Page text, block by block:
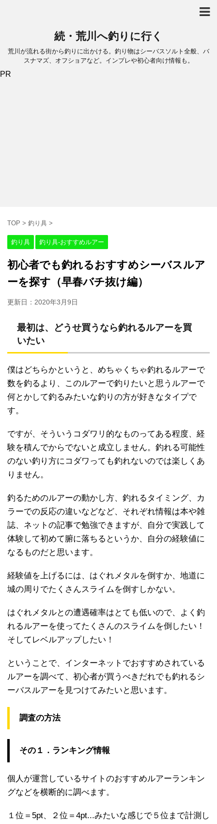
続・荒川へ釣りに行く
荒川が流れる街から釣りに出かける。釣り物はシーバスソルト全般、バ
スナマズ、オフショアなど。インプレや初心者向け情報も。
PR
TOP > 釣り具 >
釣り具 釣り具-おすすめルアー
初心者でも釣れるおすすめシーバスルア
ーを探す（早春バチ抜け編）
更新日： 2020年3月9日
最初は、どうせ買うなら釣れるルアーを買
いたい
僕はどちらかというと、めちゃくちゃ釣れるルアーで
数を釣るより、このルアーで釣りたいと思うルアーで
何とかして釣るみたいな釣りの方が好きなタイプで
す。
ですが、そういうコダワリ的なものってある程度、経
験を積んでからでないと成立しません。釣れる可能性
のない釣り方にコダワっても釣れないのでは楽しくあ
りません。
釣るためのルアーの動かし方、釣れるタイミング、カ
ラーでの反応の違いなどなど、それぞれ情報は本や雑
誌、ネットの記事で勉強できますが、自分で実践して
体験して初めて腑に落ちるというか、自分の経験値に
なるものだと思います。
経験値を上げるには、はぐれメタルを倒すか、地道に
城の周りでたくさんスライムを倒すしかない。
はぐれメタルとの遭遇確率はとても低いので、よく釣
れるルアーを使ってたくさんのスライムを倒したい！
そしてレベルアップしたい！
ということで、インターネットでおすすめされている
ルアーを調べて、初心者が買うべきだれでも釣れるシ
ーバスルアーを見つけてみたいと思います。
調査の方法
その１．ランキング情報
個人が運営しているサイトのおすすめルアーランキン
グなどを横断的に調べます。
１位＝5pt、２位＝4pt...みたいな感じで５位まで計測し